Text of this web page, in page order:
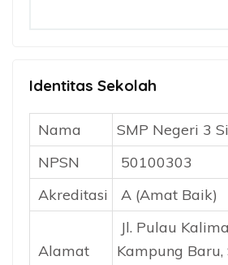
Identitas Sekolah
Nama
SMP Negeri 3
NPSN
50100303
Akreditasi
A (Amat Baik)
Alamat
Jl. Pulau
Kampung Baru,